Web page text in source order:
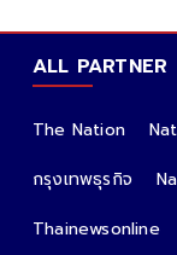
ALL PARTNER
The Nation
กรุงเทพธุรกิจ
Thainewsonline